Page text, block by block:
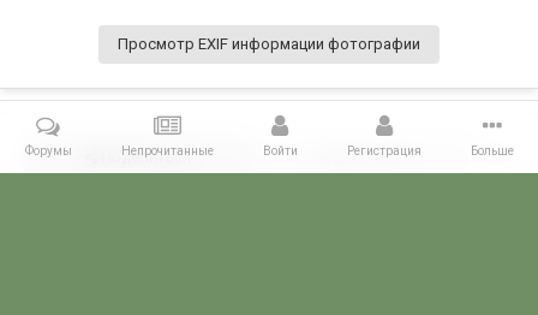
Просмотр EXIF информации фотографии
Поделиться Подписчики 0
Форумы Непрочитанные Войти Регистрация Больше